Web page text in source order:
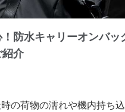
防水キャリーオンバ
介
の荷物の濡れや機内持ち